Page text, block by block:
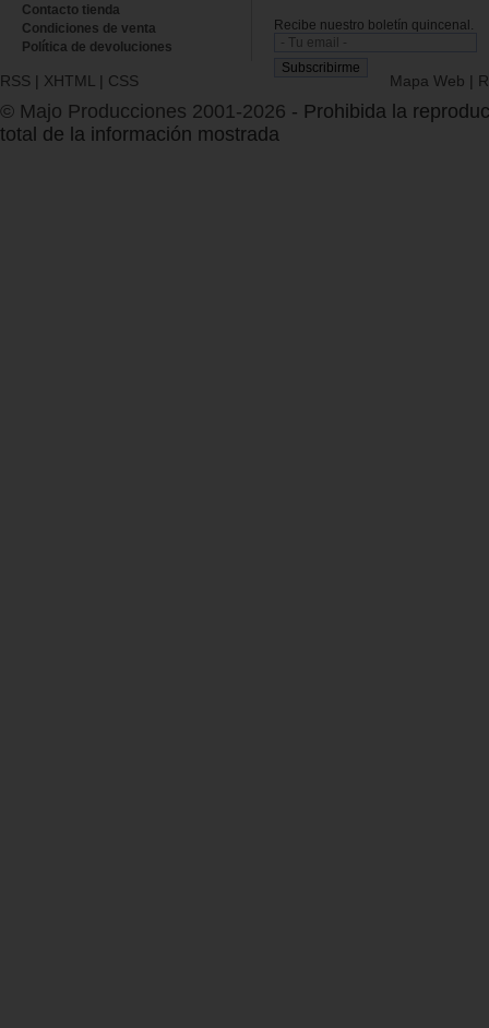
Contacto tienda
Condiciones de venta
Política de devoluciones
Recibe nuestro boletín quincenal.
RSS | XHTML | CSS Mapa Web |
© Majo Producciones 2001-2026 - Prohibida la
total de la información mostrada